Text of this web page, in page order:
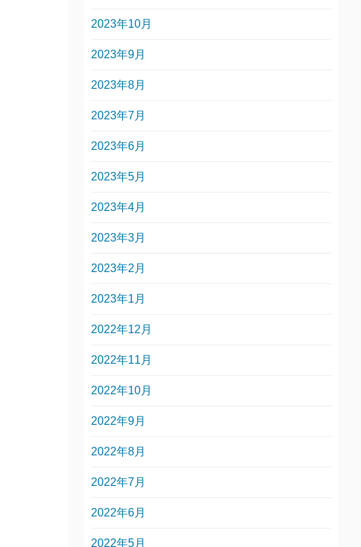
2023年10月
2023年9月
2023年8月
2023年7月
2023年6月
2023年5月
2023年4月
2023年3月
2023年2月
2023年1月
2022年12月
2022年11月
2022年10月
2022年9月
2022年8月
2022年7月
2022年6月
2022年5月